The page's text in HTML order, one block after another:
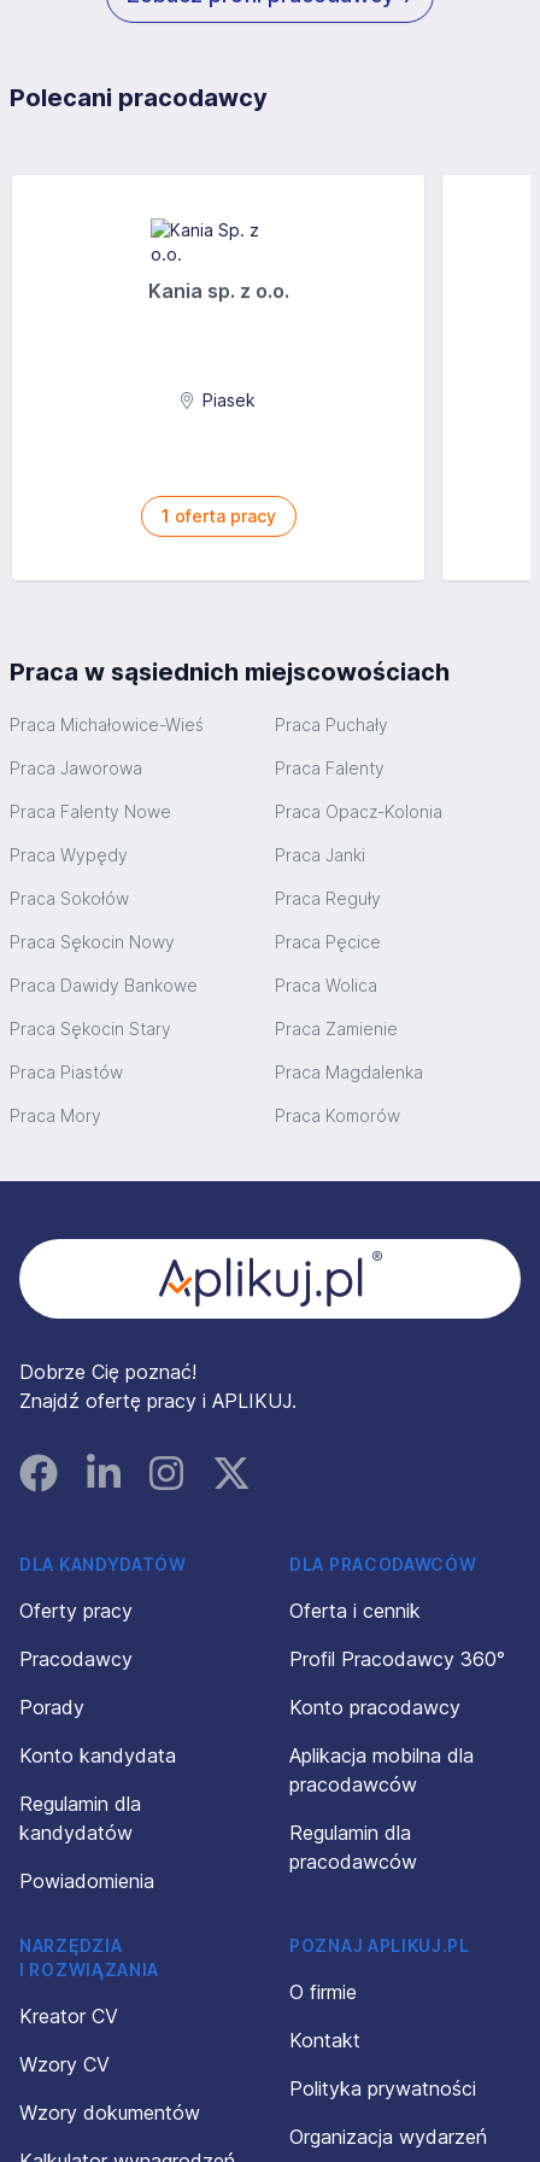
Polecani pracodawcy
Kania sp. z o.o.
Piasek
1 oferta pracy
Praca w sąsiednich miejscowościach
Praca Michałowice-Wieś Praca Puchały
Praca Jaworowa Praca Falenty
Praca Falenty Nowe Praca Opacz-Kolonia
Praca Wypędy Praca Janki
Praca Sokołów Praca Reguły
Praca Sękocin Nowy Praca Pęcice
Praca Dawidy Bankowe Praca Wolica
Praca Sękocin Stary Praca Zamienie
Praca Piastów Praca Magdalenka
Praca Mory Praca Komorów
Dobrze Cię poznać!
Znajdź ofertę pracy i APLIKUJ.
FacebookLinked InInstagramInstagram
DLA KANDYDATÓW
Oferty pracy
Pracodawcy
Porady
Konto kandydata
Regulamin dla
kandydatów
Powiadomienia
DLA PRACODAWCÓW
Oferta i cennik
Profil Pracodawcy 360°
Konto pracodawcy
Aplikacja mobilna dla
pracodawców
Regulamin dla
pracodawców
NARZĘDZIA
I ROZWIĄZANIA
Kreator CV
Wzory CV
Wzory dokumentów
POZNAJ APLIKUJ.PL
O firmie
Kontakt
Polityka prywatności
Organizacja wydarzeń